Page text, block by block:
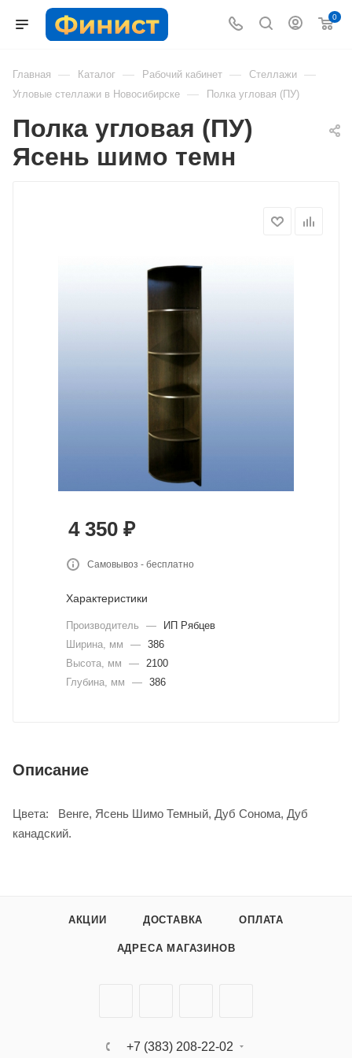
0
Главная — Каталог — Рабочий кабинет — Стеллажи —
Угловые стеллажи в Новосибирске — Полка угловая (ПУ)
Полка угловая (ПУ)
Ясень шимо темн
4 350 ₽
Самовывоз - бесплатно
Характеристики
Производитель —
ИП Рябцев
Ширина, мм
— 386
Высота, мм
— 2100
Глубина, мм
— 386
Описание
Цвета: Венге, Ясень Шимо Темный, Дуб Сонома, Дуб
канадский.
АКЦИИ ДОСТАВКА ОПЛАТА
АДРЕСА МАГАЗИНОВ
+7 (383) 208-22-02